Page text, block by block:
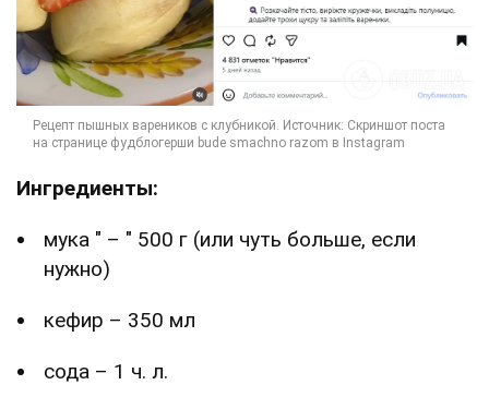
Ингредиенты:
мука " – " 500 г (или чуть больше, если
нужно)
кефир – 350 мл
сода – 1 ч. л.